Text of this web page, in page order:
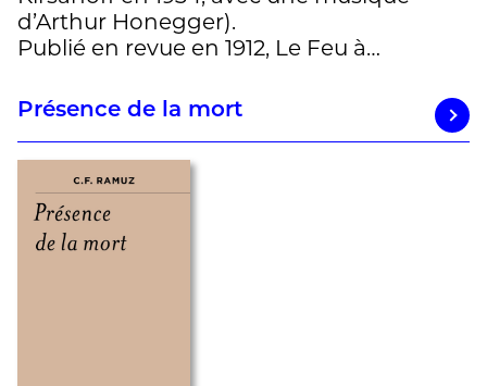
d’Arthur Honegger).
Publié en revue en 1912, Le Feu à…
Présence de la mort